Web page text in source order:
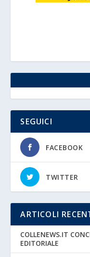
SEGUICI
FACEBOOK
TWITTER
ARTICOLI
COLLENEWS.IT
EDITORIALE